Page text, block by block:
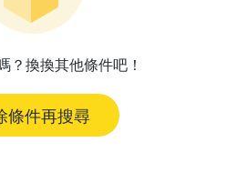
？換換其他條件吧！
條件再搜尋